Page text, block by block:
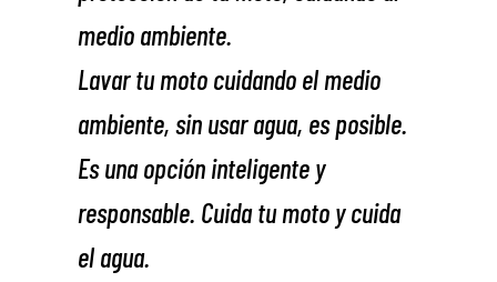
medio ambiente.
Lavar tu moto cuidando el medio
ambiente, sin usar agua, es posible.
Es una opción inteligente y
responsable. Cuida tu moto y cuida
el agua.